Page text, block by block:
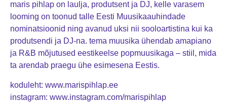
maris pihlap on laulja, produtsent ja DJ, kelle varasem
looming on toonud talle Eesti Muusikaauhindade
nominatsioonid ning avanud uksi nii sooloartistina kui ka
produtsendi ja DJ-na. tema muusika ühendab amapiano
ja R&B mõjutused eestikeelse popmuusikaga – stiil, mida
ta arendab praegu ühe esimesena Eestis.
koduleht: www.marispihlap.ee
instagram: www.instagram.com/marispihlap